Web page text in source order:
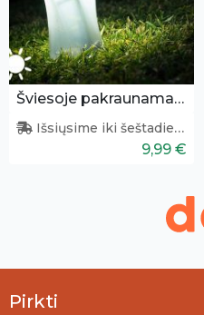
Šviesoje pakraunamas žibintas - buteliukas
Išsiųsime iki šeštadienio
9,99 €
Pirkti